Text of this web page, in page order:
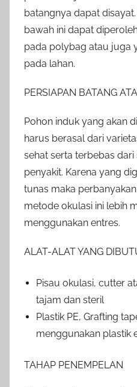
batangnya dapat
bawah ini dapat
pada polybag atau juga
pada lahan.
PERSIAPAN BATANG
Pohon induk yang akan
harus berasal dari
sehat serta terbebas
penyakit. Karena yang
tunas maka
metode okulasi ini lebih
menggunakan entres.
ALAT-ALAT YANG
Pisau okulasi, cutter
tajam dan steril
Plastik PE, Grafting
menggunakan plastik
TAHAP PENEMPELAN